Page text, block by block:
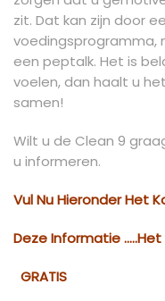
zit. Dat kan zijn door
voedingsprogramma,
een peptalk. Het is
voelen, dan haalt u
samen!
Wilt u de Clean 9
u informeren.
Vul Nu Hieronder Het
Deze Informatie …..Het
GRATIS